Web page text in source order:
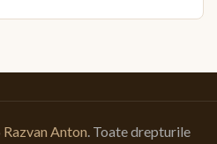
Razvan Anton . Toate drepturile